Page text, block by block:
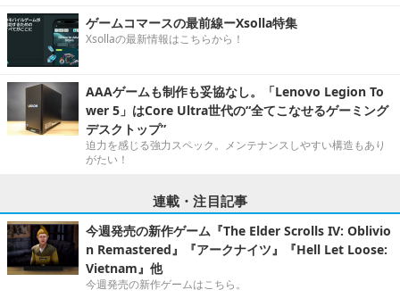
ゲームコマースの最前線ーXsolla特集
Xsollaの最新情報はこちらから！
AAAゲームも制作も妥協なし。「Lenovo Legion To
wer 5」はCore Ultra世代の“全てこなせるゲーミング
デスクトップ”
迫力を感じる強力スペック。メンテナンスしやすい構造もあり
がたい！
連載・注目記事
今週発売の新作ゲーム『The Elder Scrolls IV: Oblivio
n Remastered』『アークナイツ』『Hell Let Loose:
Vietnam』他
今週発売の新作ゲームはこちら。